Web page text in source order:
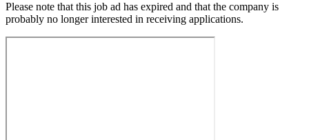
Please note that this job ad has expired and that the company is
probably no longer interested in receiving applications.